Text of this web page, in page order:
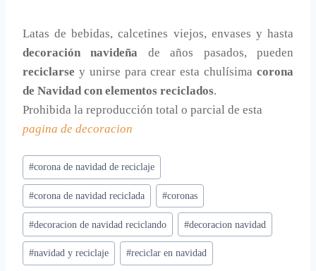
Latas de bebidas, calcetines viejos, envases y hasta
decoración navideña de años pasados, pueden
reciclarse y unirse para crear esta chulísima corona
de Navidad con elementos reciclados.
Prohibida la reproducción total o parcial de esta
pagina de decoracion
Etiquetas
de
la
entrada:
#corona de navidad de reciclaje
#corona de navidad reciclada #coronas
#decoracion de navidad reciclando #decoracion navidad
#navidad y reciclaje #reciclar en navidad